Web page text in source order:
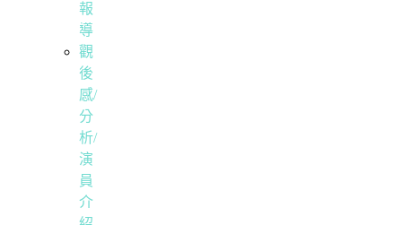
報
導
觀
後
感/
分
析/
演
員
介